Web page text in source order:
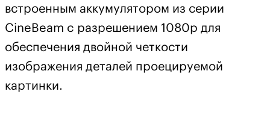
встроенным аккумулятором из серии
CineBeam c разрешением 1080p для
обеспечения двойной четкости
изображения деталей проецируемой
картинки.